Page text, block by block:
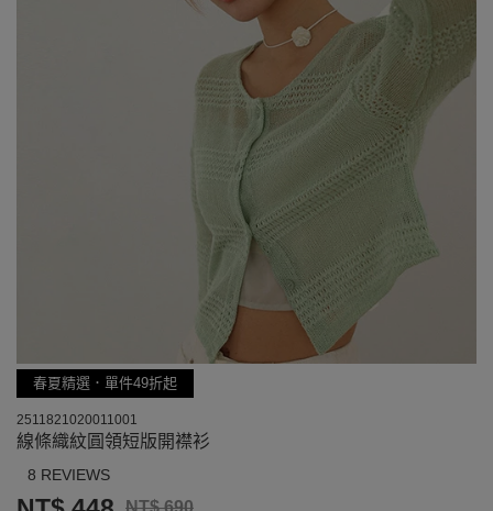
春夏精選．單件49折起
2511821020011001
線條織紋圓領短版開襟衫
8 REVIEWS
NT$ 690